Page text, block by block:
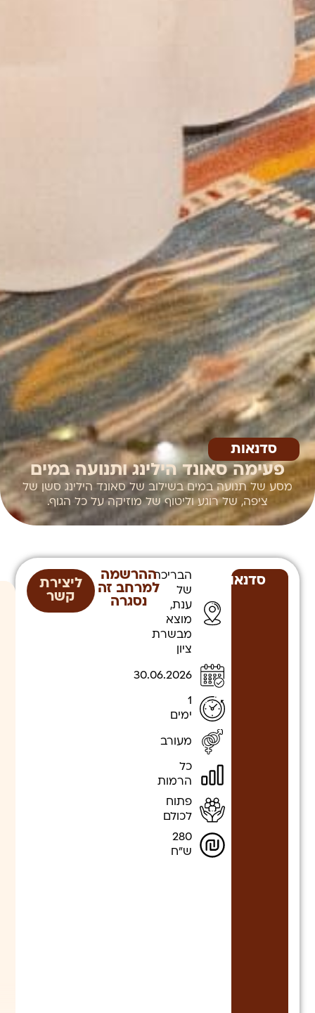
סדנאות
פעימה סאונד הילינג ותנועה במים
מסע של תנועה במים בשילוב של סאונד הילינג סשן של
ציפה, של רוגע וליטוף של מוזיקה על כל הגוף.
סדנאות
הבריכה
של
ענת,
מוצא
מבשרת
ציון
30.06.2026
1
ימים
מעורב
כל
הרמות
פתוח
לכולם
280
ש"ח
ההרשמה
למרחב זה
נסגרה
ליצירת
קשר